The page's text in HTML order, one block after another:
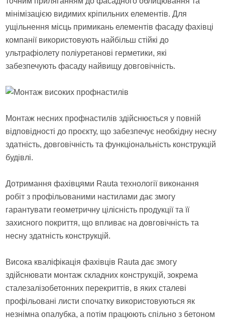
мінімізацією видимих кріпильних елементів. Для
ущільнення місць примикань елементів фасаду фахівці
компанії використовують найбільш стійкі до
ультрафіолету поліуретанові герметики, які
забезпечують фасаду найвищу довговічність.
Монтаж несних профнастилів здійснюється у повній
відповідності до проєкту, що забезпечує необхідну несну
здатність, довговічність та функціональність конструкцій
будівлі.
Дотримання фахівцями Rauta технології виконання
робіт з профільованими настилами дає змогу
гарантувати геометричну цілісність продукції та її
захисного покриття, що впливає на довговічність та
несну здатність конструкцій.
Висока кваліфікація фахівців Rauta дає змогу
здійснювати монтаж складних конструкцій, зокрема
сталезалізобетонних перекриттів, в яких сталеві
профільовані листи спочатку використовуються як
незнімна опалубка, а потім працюють спільно з бетоном